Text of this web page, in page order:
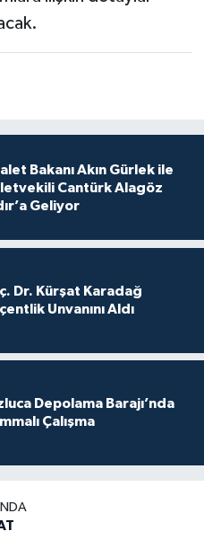
Bakanı Akın Gürlek ile
Cantürk Alagöz
Geliyor
Dr. Kürşat Karadağ
Unvanını Aldı
Depolama Barajı’nda
Çalışma